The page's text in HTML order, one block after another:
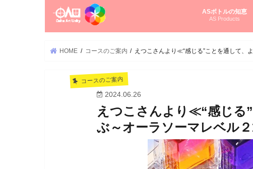
ASボトルの知恵
AS Products
HOME コースのご案内 えつこさんより≪“感じる”ことを通して、
コースのご案内
2024.06.26
えつこさんより≪“感じる
ぶ～オーラソーマレベル